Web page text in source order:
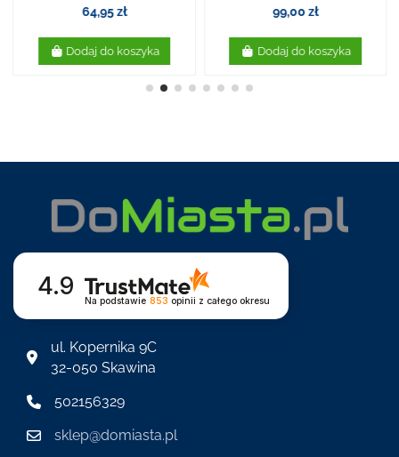
64,95 zł
Dodaj do koszyka
99,00 zł
Dodaj do koszyka
4.9
Na podstawie 853 opinii z całego okresu
ul. Kopernika 9C
32-050 Skawina
502156329
sklep@domiasta.pl